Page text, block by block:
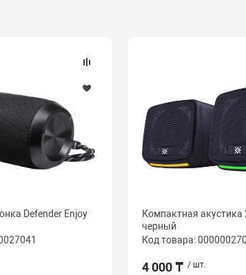
Defender Enjoy
Компактная акустика
черный
Код товара:
4 000 ₸ / шт.